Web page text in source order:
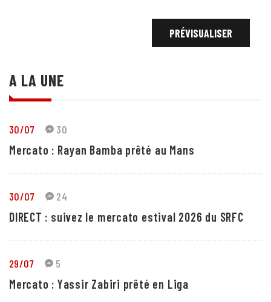
A LA UNE
30/07 30
Mercato : Rayan Bamba prêté au Mans
30/07 24
DIRECT : suivez le mercato estival 2026 du SRFC
29/07 5
Mercato : Yassir Zabiri prêté en Liga